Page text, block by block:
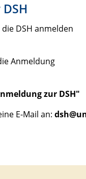
DSH anmelden
Anmeldung
zur DSH"
E-Mail an: